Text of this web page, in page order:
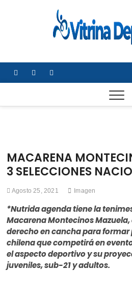
facebooktwitterinstagram
MACARENA
3 SELECCIONES
Agosto 25, 2021 Imagen
*Nutrida agenda tiene la
Macarena Montecinos Mazuela,
derecho en cancha para formar
chilena que competirá en
el aspecto deportivo y su
juveniles, sub-21 y adultos.